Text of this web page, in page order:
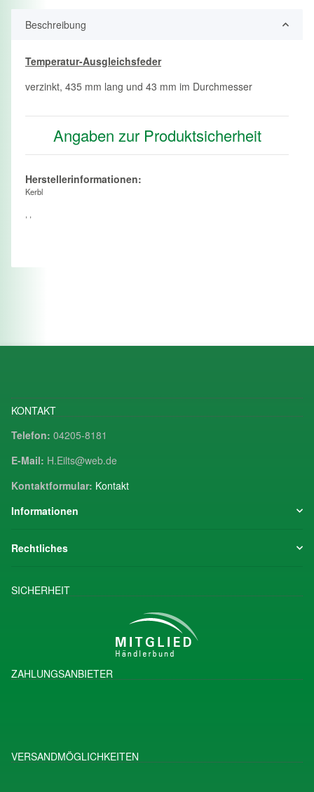
Beschreibung
Temperatur-Ausgleichsfeder
verzinkt, 435 mm lang und 43 mm im Durchmesser
Angaben zur Produktsicherheit
Herstellerinformationen:
Kerbl
, ,
KONTAKT
Telefon: 04205-8181
E-Mail: H.Eilts@web.de
Kontaktformular: Kontakt
Informationen
Rechtliches
SICHERHEIT
ZAHLUNGSANBIETER
VERSANDMÖGLICHKEITEN